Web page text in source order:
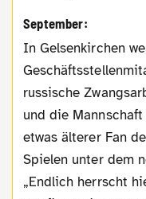
September:
In Gelsenkirchen werden sämtliche
russische
und die
etwas älterer Fan
Spielen unter dem
„Endlich herrscht